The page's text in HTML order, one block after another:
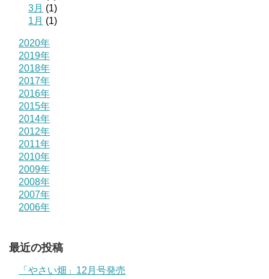
3月 (1)
1月 (1)
2020年
2019年
2018年
2017年
2016年
2015年
2014年
2012年
2011年
2010年
2009年
2008年
2007年
2006年
最近の投稿
「やさい畑」12月号発売